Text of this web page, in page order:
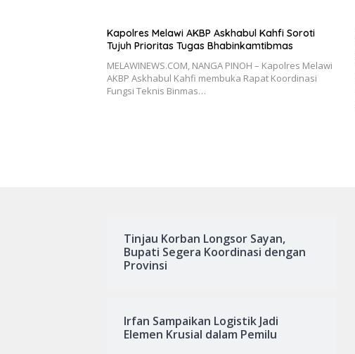
Kapolres Melawi AKBP Askhabul Kahfi Soroti
Tujuh Prioritas Tugas Bhabinkamtibmas
MELAWINEWS.COM, NANGA PINOH – Kapolres Melawi
AKBP Askhabul Kahfi membuka Rapat Koordinasi
Fungsi Teknis Binmas…
Tinjau Korban Longsor Sayan,
Bupati Segera Koordinasi dengan
Provinsi
Irfan Sampaikan Logistik Jadi
Elemen Krusial dalam Pemilu